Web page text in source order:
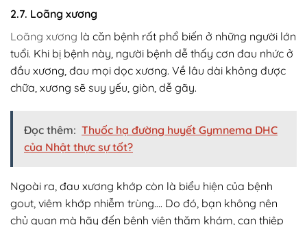
2.7. Loãng xương
Loãng xương là căn bệnh rất phổ biến ở những người lớn
tuổi. Khi bị bệnh này, người bệnh dễ thấy cơn đau nhức ở
đầu xương, đau mọi dọc xương. Về lâu dài không được
chữa, xương sẽ suy yếu, giòn, dễ gãy.
Đọc thêm: Thuốc hạ đường huyết Gymnema DHC
của Nhật thực sự tốt?
Ngoài ra, đau xương khớp còn là biểu hiện của bệnh
gout, viêm khớp nhiễm trùng…. Do đó, bạn không nên
chủ quan mà hãy đến bệnh viện thăm khám, can thiệp